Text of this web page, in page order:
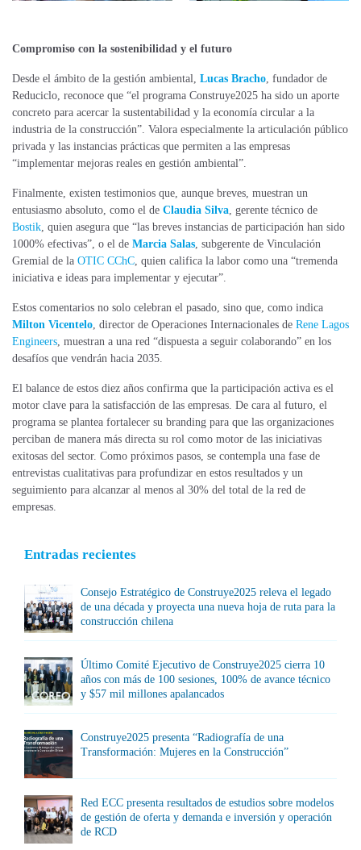
Compromiso con la sostenibilidad y el futuro
Desde el ámbito de la gestión ambiental, Lucas Bracho, fundador de
Reduciclo, reconoce que “el programa Construye2025 ha sido un aporte
concreto para acercar la sustentabilidad y la economía circular a la
industria de la construcción”. Valora especialmente la articulación público
privada y las instancias prácticas que permiten a las empresas
“implementar mejoras reales en gestión ambiental”.
Finalmente, existen testimonios que, aunque breves, muestran un
entusiasmo absoluto, como el de Claudia Silva, gerente técnico de
Bostik, quien asegura que “las breves instancias de participación han sido
1000% efectivas”, o el de Marcia Salas, subgerente de Vinculación
Gremial de la OTIC CChC, quien califica la labor como una “tremenda
iniciativa e ideas para implementar y ejecutar”.
Estos comentarios no solo celebran el pasado, sino que, como indica
Milton Vicentelo, director de Operaciones Internacionales de Rene Lagos
Engineers, muestran a una red “dispuesta a seguir colaborando” en los
desafíos que vendrán hacia 2035.
El balance de estos diez años confirma que la participación activa es el
motor clave para la satisfacción de las empresas. De cara al futuro, el
programa se plantea fortalecer su branding para que las organizaciones
perciban de manera más directa su rol como motor de las iniciativas
exitosas del sector. Como próximos pasos, se contempla una fase de
entrevistas cualitativas para profundizar en estos resultados y un
seguimiento para alcanzar al menos al 30% del total de la red de
empresas.
Entradas recientes
Consejo Estratégico de Construye2025 releva el legado
de una década y proyecta una nueva hoja de ruta para la
construcción chilena
Último Comité Ejecutivo de Construye2025 cierra 10
años con más de 100 sesiones, 100% de avance técnico
y $57 mil millones apalancados
Construye2025 presenta “Radiografía de una
Transformación: Mujeres en la Construcción”
Red ECC presenta resultados de estudios sobre modelos
de gestión de oferta y demanda e inversión y operación
de RCD